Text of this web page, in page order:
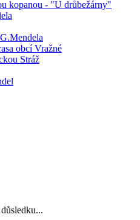
kopanou - "U drůbežárny"
obcí Vražné
Stráž